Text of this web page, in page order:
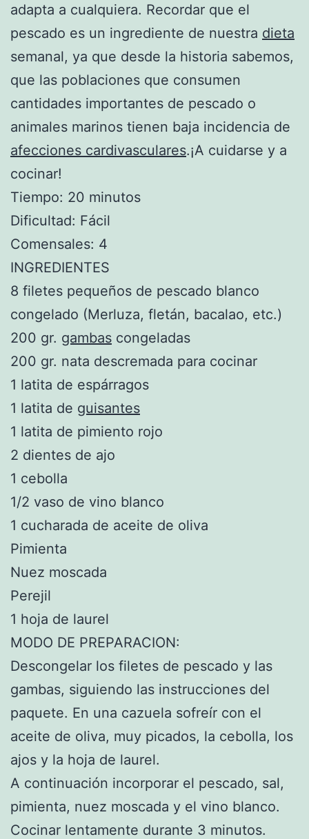
adapta a cualquiera. Recordar que el
pescado es un ingrediente de nuestra dieta
semanal, ya que desde la historia sabemos,
que las poblaciones que consumen
cantidades importantes de pescado o
animales marinos tienen baja incidencia de
afecciones cardivasculares.¡A cuidarse y a
cocinar!
Tiempo: 20 minutos
Dificultad: Fácil
Comensales: 4
INGREDIENTES
8 filetes pequeños de pescado blanco
congelado (Merluza, fletán, bacalao, etc.)
200 gr. gambas congeladas
200 gr. nata descremada para cocinar
1 latita de espárragos
1 latita de guisantes
1 latita de pimiento rojo
2 dientes de ajo
1 cebolla
1/2 vaso de vino blanco
1 cucharada de aceite de oliva
Pimienta
Nuez moscada
Perejil
1 hoja de laurel
MODO DE PREPARACION:
Descongelar los filetes de pescado y las
gambas, siguiendo las instrucciones del
paquete. En una cazuela sofreír con el
aceite de oliva, muy picados, la cebolla, los
ajos y la hoja de laurel.
A continuación incorporar el pescado, sal,
pimienta, nuez moscada y el vino blanco.
Cocinar lentamente durante 3 minutos.